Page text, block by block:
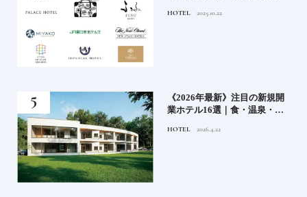
ンド大解剖①
HOTEL 2025.10.22
《2026年最新》注目の新規開
業ホテル16選｜食・温泉・リ
HOTEL 2026.4.22